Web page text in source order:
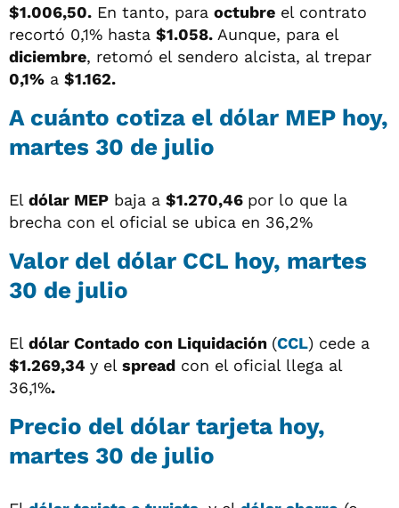
$1.006,50. En tanto, para octubre el contrato
recortó 0,1% hasta $1.058. Aunque, para el
diciembre, retomó el sendero alcista, al trepar
0,1% a $1.162.
A cuánto cotiza el dólar MEP hoy,
martes 30 de julio
El dólar MEP baja a $1.270,46 por lo que la
brecha con el oficial se ubica en 36,2%
Valor del dólar CCL hoy, martes
30 de julio
El dólar Contado con Liquidación (CCL) cede a
$1.269,34 y el spread con el oficial llega al
36,1%.
Precio del dólar tarjeta hoy,
martes 30 de julio